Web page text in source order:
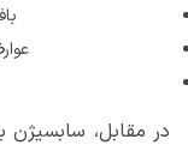
در مقابل،